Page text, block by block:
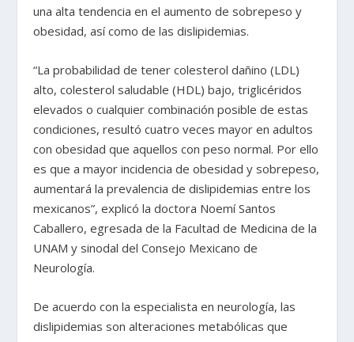
una alta tendencia en el aumento de sobrepeso y
obesidad, así como de las dislipidemias.
“La probabilidad de tener colesterol dañino (LDL)
alto, colesterol saludable (HDL) bajo, triglicéridos
elevados o cualquier combinación posible de estas
condiciones, resultó cuatro veces mayor en adultos
con obesidad que aquellos con peso normal. Por ello
es que a mayor incidencia de obesidad y sobrepeso,
aumentará la prevalencia de dislipidemias entre los
mexicanos”, explicó la doctora Noemí Santos
Caballero, egresada de la Facultad de Medicina de la
UNAM y sinodal del Consejo Mexicano de
Neurología.
De acuerdo con la especialista en neurología, las
dislipidemias son alteraciones metabólicas que